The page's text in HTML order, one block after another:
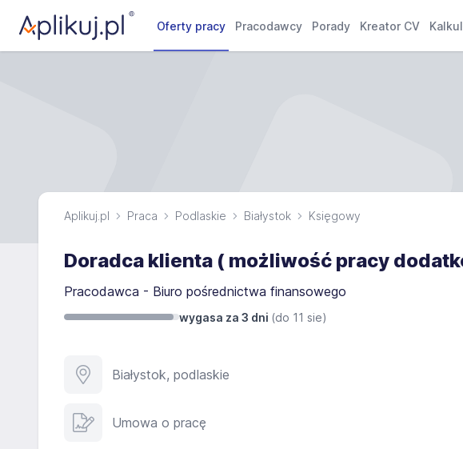
Oferty pracy Pracodawcy Porady Kreator CV
Aplikuj.pl Praca Podlaskie Białystok Księgowy
Doradca klienta ( możliwość pracy
Pracodawca - Biuro pośrednictwa finansowego
wygasa za 3 dni (do 11 sie)
Białystok, podlaskie
Umowa o pracę